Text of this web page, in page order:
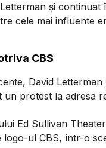
și
cele mai influente
CBS
David
protest la adresa
Ed Sullivan
ul CBS, într-o